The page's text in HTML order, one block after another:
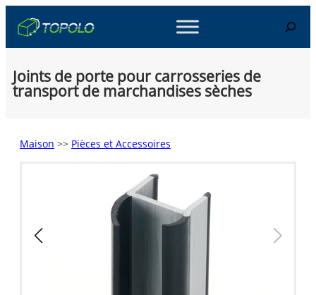
Search
Joints de porte pour carrosseries de
transport de marchandises sèches
Maison >> Pièces et Accessoires